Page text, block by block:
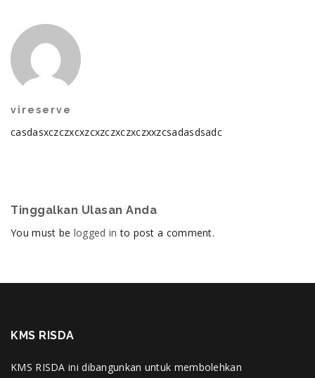
vireserve
casdasxczczxcxzcxzczxczxczxxzcsadasdsadc
Tinggalkan Ulasan Anda
You must be logged in to post a comment.
KMS RISDA
KMS RISDA ini dibangunkan untuk membolehkan